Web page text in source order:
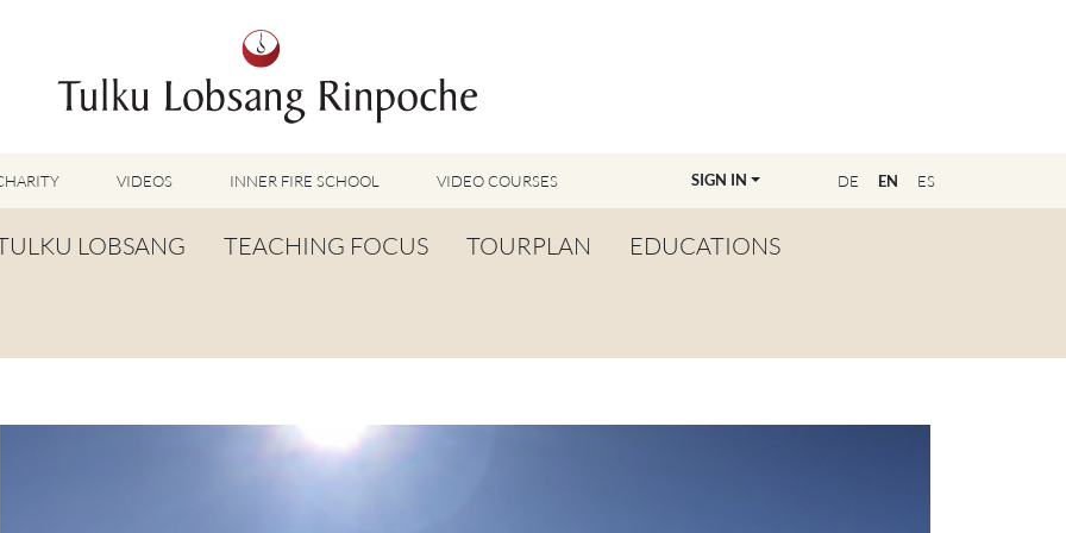
DE EN ES
SIGN IN
VIDEOS
TUMMO VIDEOS
TV-FEATURES & INTERVIEWS
INNER FIRE SCHOOL VIDEO COURSES
LOBSANG
LIFE PRAYER
TEACHING FOCUS
LU JONG
TOG CHÖD
TOURPLAN EDUCATIONS
BECOME A TEACHER